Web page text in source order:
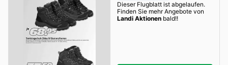
Dieser Flugblatt ist abgelaufen.
Finden Sie mehr Angebote von
Landi Aktionenbald!!